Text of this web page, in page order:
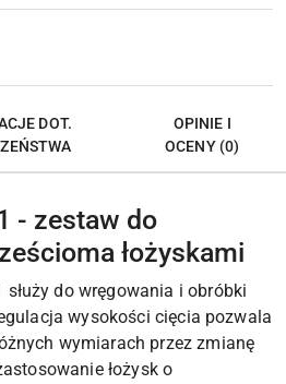
DOT.
OPINIE I
OCENY (0)
- zestaw do
łożyskami
do wręgowania i obróbki
wysokości cięcia pozwala
wymiarach przez zmianę
łożysk o